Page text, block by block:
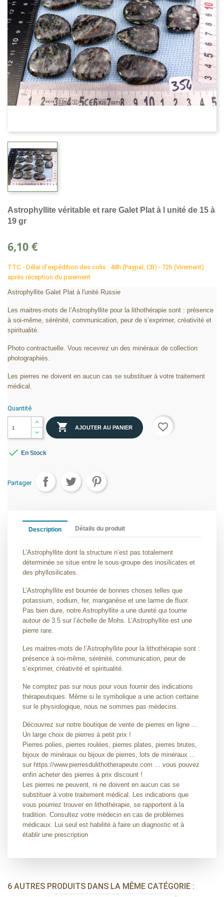
Astrophyllite véritable et rare Galet Plat à l unité de 15 à
19 gr
6,10 €
TTC
Délai d'expédition des colis : 48h (Paypal, CB) - 72h (Virement)
après réception du paiement
Astrophyllite Galet Plat à l'unité Russie
Les maitres-mots de l’Astrophyllite pour la lithothérapie sont : présence
à soi-même, sérénité, communication, peur de s’exprimer, créativité et
spiritualité.
Photo contractuelle. Vous recevrez un des minéraux de collection
photographiés.
Les pierres ne doivent en aucun cas se substituer à votre traitement
médical.
Quantité
 AJOUTER AU PANIER favorite_border
 En Stock
Partager
Description Détails du produit
L’Astrophyllite dont la structure n’est pas totalement
déterminée se situe entre le sous-groupe des inosilicates et
des phyllosilicates.
L’Astrophyllite est bourrée de bonnes choses telles que
potassium, sodium, fer, manganèse et une larme de fluor.
Pas bien dure, notre Astrophyllite a une dureté qui tourne
autour de 3.5 sur l’échelle de Mohs. L’Astrophyllite est une
pierre rare.
Les maitres-mots de l’Astrophyllite pour la lithothérapie sont :
présence à soi-même, sérénité, communication, peur de
s’exprimer, créativité et spiritualité.
Ne comptez pas sur nous pour vous fournir des indications
thérapeutiques. Même si le symbolique a une action certaine
sur le physiologique, nous ne sommes pas médecins.
Découvrez sur notre boutique de vente de pierres en ligne ...
Un large choix de pierres à petit prix !
Pierres polies, pierres roulées, pierres plates, pierres brutes,
bijoux de minéraux ou bijoux de pierres, lots de minéraux ...
sur https://www.pierresdulithotherapeute.com ... vous pouvez
enfin acheter des pierres à prix discount !
Les pierres ne peuvent, ni ne doivent en aucun cas se
substituer à votre traitement médical. Les indications que
vous pourriez trouver en lithothérapie, se rapportent à la
tradition. Consultez votre médecin en cas de problèmes
médicaux. Lui seul est habilité à faire un diagnostic et à
établir une prescription
6 AUTRES PRODUITS DANS LA MÊME CATÉGORIE :